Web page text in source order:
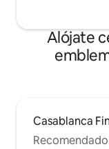
Alójate
Casablanca